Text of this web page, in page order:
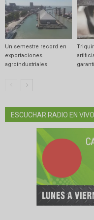
Un semestre record en
exportaciones
agroindustriales
ESCUCHAR RADIO EN VIVO